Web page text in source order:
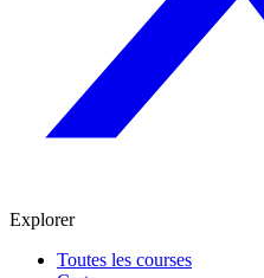
Explorer
Toutes les courses